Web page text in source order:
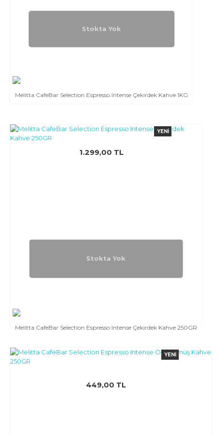
Stokta Yok
Melitta CafeBar Selection Espresso Intense Çekirdek Kahve 1KG
1.299,00 TL
YENI
Stokta Yok
Melitta CafeBar Selection Espresso Intense Çekirdek Kahve 250GR
449,00 TL
YENI